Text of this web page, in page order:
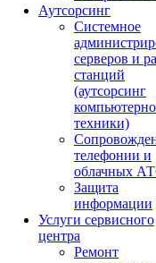
Аутсорсинг
Системное
серверов и
станций
(аутсорсинг
техники)
телефонии и
облачных
Защита
информации
Услуги сервисного
центра
Ремонт